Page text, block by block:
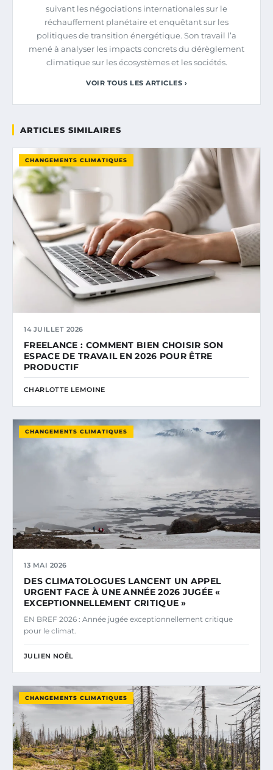
suivant les négociations internationales sur le
réchauffement planétaire et enquêtant sur les
politiques de transition énergétique. Son travail l’a
mené à analyser les impacts concrets du dérèglement
climatique sur les écosystèmes et les sociétés.
VOIR TOUS LES ARTICLES ›
ARTICLES SIMILAIRES
CHANGEMENTS CLIMATIQUES
14 JUILLET 2026
FREELANCE : COMMENT BIEN CHOISIR SON
ESPACE DE TRAVAIL EN 2026 POUR ÊTRE
PRODUCTIF
CHARLOTTE LEMOINE
CHANGEMENTS CLIMATIQUES
13 MAI 2026
DES CLIMATOLOGUES LANCENT UN APPEL
URGENT FACE À UNE ANNÉE 2026 JUGÉE «
EXCEPTIONNELLEMENT CRITIQUE »
EN BREF 2026 : Année jugée exceptionnellement critique
pour le climat.
JULIEN NOËL
CHANGEMENTS CLIMATIQUES